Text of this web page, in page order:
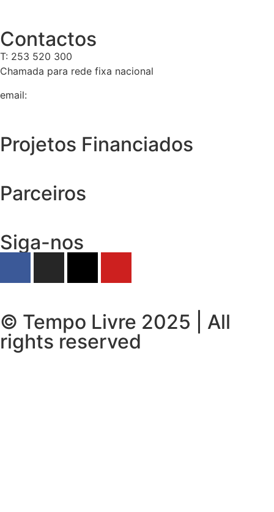
Contactos
T: 253 520 300
Chamada para rede fixa nacional
email:
Projetos Financiados
Parceiros
Siga-nos
© Tempo Livre 2025 | All
rights reserved